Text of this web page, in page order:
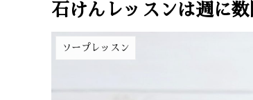
石けんレッスンは週に数
ソープレッスン